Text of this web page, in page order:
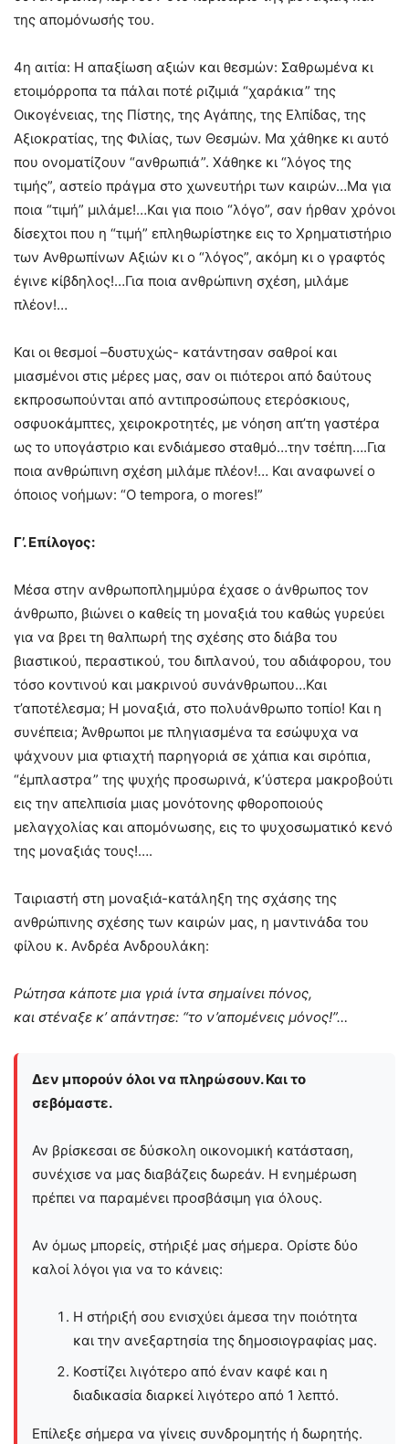
της απομόνωσής του.
4η αιτία: Η απαξίωση αξιών και θεσμών: Σαθρωμένα κι
ετοιμόρροπα τα πάλαι ποτέ ριζιμιά “χαράκια” της
Οικογένειας, της Πίστης, της Αγάπης, της Ελπίδας, της
Αξιοκρατίας, της Φιλίας, των Θεσμών. Μα χάθηκε κι αυτό
που ονοματίζουν “ανθρωπιά”. Χάθηκε κι “λόγος της
τιμής”, αστείο πράγμα στο χωνευτήρι των καιρών…Μα για
ποια “τιμή” μιλάμε!…Και για ποιο “λόγο”, σαν ήρθαν χρόνοι
δίσεχτοι που η “τιμή” επληθωρίστηκε εις το Χρηματιστήριο
των Ανθρωπίνων Αξιών κι ο “λόγος”, ακόμη κι ο γραφτός
έγινε κίβδηλος!…Για ποια ανθρώπινη σχέση, μιλάμε
πλέον!…
Και οι θεσμοί –δυστυχώς- κατάντησαν σαθροί και
μιασμένοι στις μέρες μας, σαν οι πιότεροι από δαύτους
εκπροσωπούνται από αντιπροσώπους ετερόσκιους,
οσφυοκάμπτες, χειροκροτητές, με νόηση απ’τη γαστέρα
ως το υπογάστριο και ενδιάμεσο σταθμό…την τσέπη….Για
ποια ανθρώπινη σχέση μιλάμε πλέον!… Και αναφωνεί ο
όποιος νοήμων: “O tempora, o mores!”
Γ’. Επίλογος:
Μέσα στην ανθρωποπλημμύρα έχασε ο άνθρωπος τον
άνθρωπο, βιώνει ο καθείς τη μοναξιά του καθώς γυρεύει
για να βρει τη θαλπωρή της σχέσης στο διάβα του
βιαστικού, περαστικού, του διπλανού, του αδιάφορου, του
τόσο κοντινού και μακρινού συνάνθρωπου…Και
τ’αποτέλεσμα; Η μοναξιά, στο πολυάνθρωπο τοπίο! Και η
συνέπεια; Άνθρωποι με πληγιασμένα τα εσώψυχα να
ψάχνουν μια φτιαχτή παρηγοριά σε χάπια και σιρόπια,
“έμπλαστρα” της ψυχής προσωρινά, κ’ύστερα μακροβούτι
εις την απελπισία μιας μονότονης φθοροποιούς
μελαγχολίας και απομόνωσης, εις το ψυχοσωματικό κενό
της μοναξιάς τους!….
Ταιριαστή στη μοναξιά-κατάληξη της σχάσης της
ανθρώπινης σχέσης των καιρών μας, η μαντινάδα του
φίλου κ. Ανδρέα Ανδρουλάκη:
Ρώτησα κάποτε μια γριά ίντα σημαίνει πόνος,
και στέναξε κ’ απάντησε: “το ν’απομένεις μόνος!”…
Δεν μπορούν όλοι να πληρώσουν. Και το
σεβόμαστε.
Αν βρίσκεσαι σε δύσκολη οικονομική κατάσταση,
συνέχισε να μας διαβάζεις δωρεάν. Η ενημέρωση
πρέπει να παραμένει προσβάσιμη για όλους.
Αν όμως μπορείς, στήριξέ μας σήμερα. Ορίστε δύο
καλοί λόγοι για να το κάνεις:
Η στήριξή σου ενισχύει άμεσα την ποιότητα
και την ανεξαρτησία της δημοσιογραφίας μας.
Κοστίζει λιγότερο από έναν καφέ και η
διαδικασία διαρκεί λιγότερο από 1 λεπτό.
Επίλεξε σήμερα να γίνεις συνδρομητής ή δωρητής.